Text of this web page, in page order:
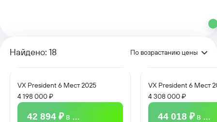
Найдено: 18 По возрастанию цены
VX President 6 Мест 2025
4 198 000 ₽
42 894 ₽ в месяц
VX President 6 Мест
4 308 000 ₽
44 018 ₽ в